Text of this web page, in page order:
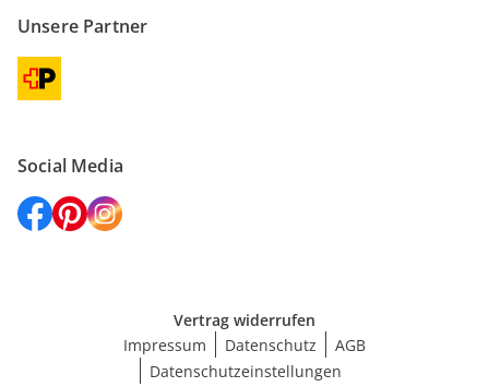
Unsere Partner
Social Media
Vertrag widerrufen
Impressum
Datenschutz
AGB
Datenschutzeinstellungen